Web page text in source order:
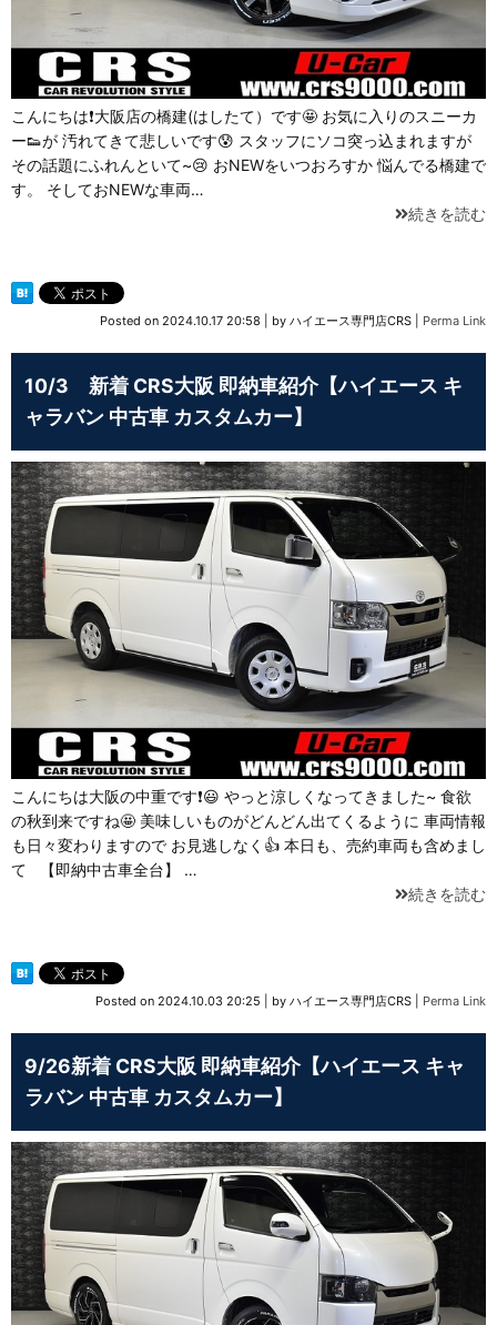
こんにちは❗大阪店の橋建(はしたて）です🤩 お気に入りのスニーカ
ー👟が 汚れてきて悲しいです😰 スタッフにソコ突っ込まれますが
その話題にふれんといて~😢 おNEWをいつおろすか 悩んでる橋建で
す。 そしておNEWな車両…
続きを読む
Posted on 2024.10.17 20:58 by ハイエース専門店CRS Perma Link
10/3 新着 CRS大阪 即納車紹介【ハイエース キ
ャラバン 中古車 カスタムカー】
こんにちは大阪の中重です❗😃 やっと涼しくなってきました~ 食欲
の秋到来ですね🤩 美味しいものがどんどん出てくるように 車両情報
も日々変わりますので お見逃しなく👍 本日も、売約車両も含めまし
て 【即納中古車全台】 …
続きを読む
Posted on 2024.10.03 20:25 by ハイエース専門店CRS Perma Link
9/26新着 CRS大阪 即納車紹介【ハイエース キャ
ラバン 中古車 カスタムカー】